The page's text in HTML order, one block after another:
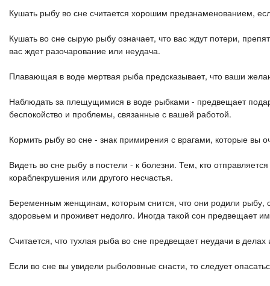
Кушать рыбу во сне считается хорошим предзнаменованием,
Кушать во сне сырую рыбу означает, что вас ждут потери,
вас ждет разочарование или неудача.
Плавающая в воде мертвая рыба предсказывает, что ваши
Наблюдать за плещущимися в воде рыбками - предвещает
беспокойство и проблемы, связанные с вашей работой.
Кормить рыбу во сне - знак примирения с врагами, которые вы
Видеть во сне рыбу в постели - к болезни. Тем, кто
кораблекрушения или другого несчастья.
Беременным женщинам, которым снится, что они родили рыбу,
здоровьем и проживет недолго. Иногда такой сон предвещает
Считается, что тухлая рыба во сне предвещает неудачи в
Если во сне вы увидели рыболовные снасти, то следует